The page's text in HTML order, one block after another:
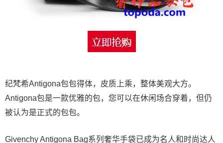
纪梵希Antigona包包得体，皮质上乘，整体美观大方。
Antigona包是一款优雅的包，您可以在休闲场合穿着，但仍
被认为是正式的包包。
Givenchy Antigona Bag系列奢华手袋已成为名人和时尚达人